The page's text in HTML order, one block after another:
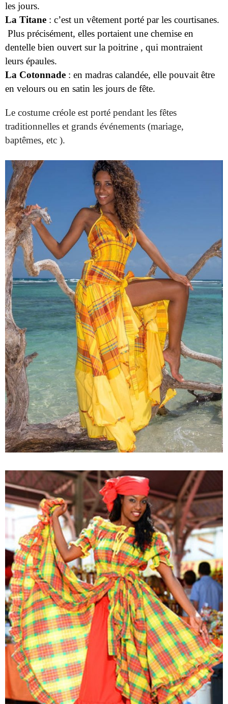
les jours.
La Titane : c’est un vêtement porté par les courtisanes.
Plus précisément, elles portaient une chemise en
dentelle bien ouvert sur la poitrine , qui montraient
leurs épaules.
La Cotonnade : en madras calandée, elle pouvait être
en velours ou en satin les jours de fête.
Le costume créole est porté pendant les fêtes
traditionnelles et grands événements (mariage,
baptêmes, etc ).